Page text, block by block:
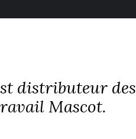
distributeur des
Mascot.